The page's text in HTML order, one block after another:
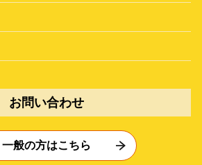
お問い合わせ
一般の方はこちら